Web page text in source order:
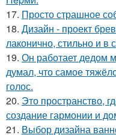
17. Просто страшное
18. Дизайн - проект
лаконично, стильно и в
19. Он работает дедом
думал, что самое
голос.
20. Это пространство,
создание гармонии и
21. Выбор дизайна